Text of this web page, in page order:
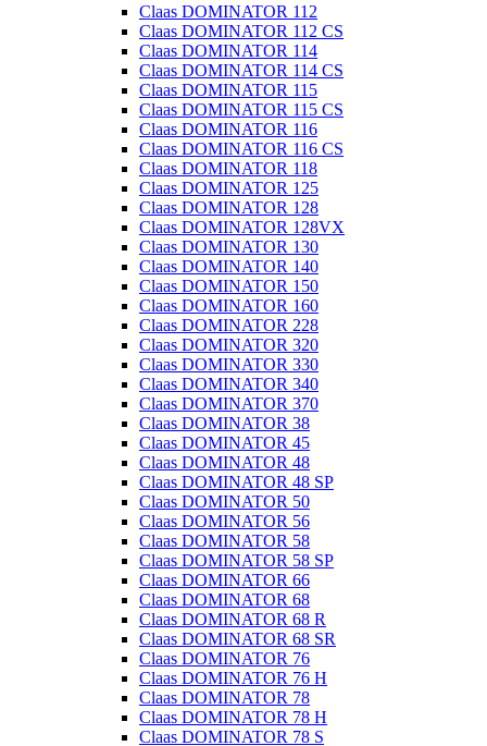
Claas DOMINATOR 112
Claas DOMINATOR 112 CS
Claas DOMINATOR 114
Claas DOMINATOR 114 CS
Claas DOMINATOR 115
Claas DOMINATOR 115 CS
Claas DOMINATOR 116
Claas DOMINATOR 116 CS
Claas DOMINATOR 118
Claas DOMINATOR 125
Claas DOMINATOR 128
Claas DOMINATOR 128VX
Claas DOMINATOR 130
Claas DOMINATOR 140
Claas DOMINATOR 150
Claas DOMINATOR 160
Claas DOMINATOR 228
Claas DOMINATOR 320
Claas DOMINATOR 330
Claas DOMINATOR 340
Claas DOMINATOR 370
Claas DOMINATOR 38
Claas DOMINATOR 45
Claas DOMINATOR 48
Claas DOMINATOR 48 SP
Claas DOMINATOR 50
Claas DOMINATOR 56
Claas DOMINATOR 58
Claas DOMINATOR 58 SP
Claas DOMINATOR 66
Claas DOMINATOR 68
Claas DOMINATOR 68 R
Claas DOMINATOR 68 SR
Claas DOMINATOR 76
Claas DOMINATOR 76 H
Claas DOMINATOR 78
Claas DOMINATOR 78 H
Claas DOMINATOR 78 S